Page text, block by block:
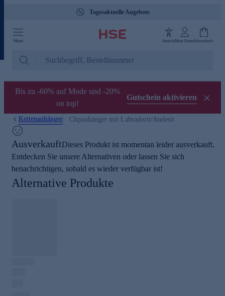
Tagesaktuelle Angebote
Menü AnsichtMein KontoWarenkorb
Bis zu -60% auf Mode und -20%
on top!
Gutschein aktivieren
Kettenanhänger Clipanhänger mit Labradorit/Andesit
AusverkauftDieses Produkt ist momentan leider ausverkauft.
Entdecken Sie unsere Alternativen oder lassen Sie sich
benachrichtigen, sobald es wieder verfügbar ist!
Alternative Produkte